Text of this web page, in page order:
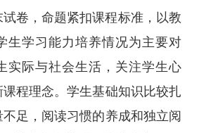
卷，命题紧扣课程标准，以教
生学习能力培养情况为主要对
实际与社会生活，关注学生心
程理念。学生基础知识比较扎
足，阅读习惯的养成和独立阅